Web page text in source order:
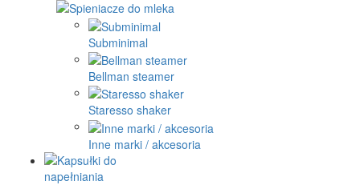
Subminimal
Bellman steamer
Staresso shaker
Inne marki / akcesoria